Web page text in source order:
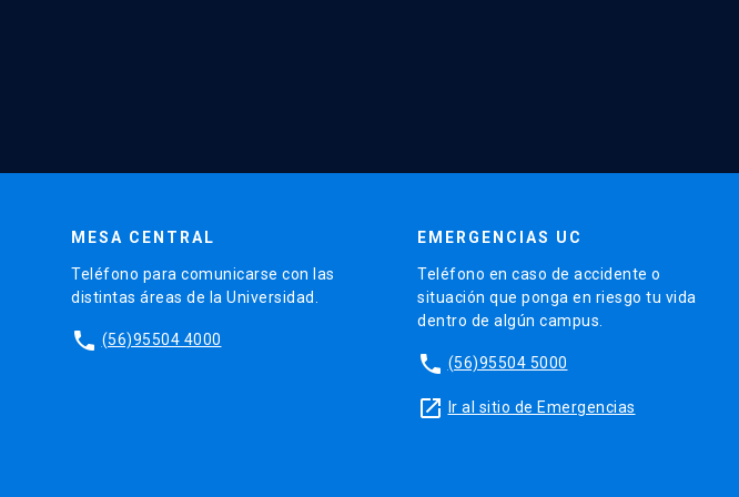
MESA CENTRAL
Teléfono para comunicarse con las
distintas áreas de la Universidad.
phone (56)95504 4000
EMERGENCIAS UC
Teléfono en caso de accidente o
situación que ponga en riesgo tu vida
dentro de algún campus.
phone (56)95504 5000
launch Ir al sitio de Emergencias